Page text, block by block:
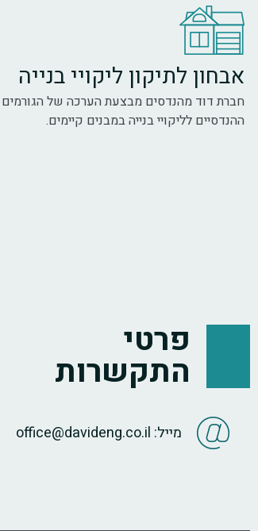
אבחון לתיקון ליקויי בנייה
חברת דוד מהנדסים מבצעת הערכה של הגורמים
ההנדסיים לליקויי בנייה במבנים קיימים.
פרטי
התקשרות
מייל: office@davideng.co.il